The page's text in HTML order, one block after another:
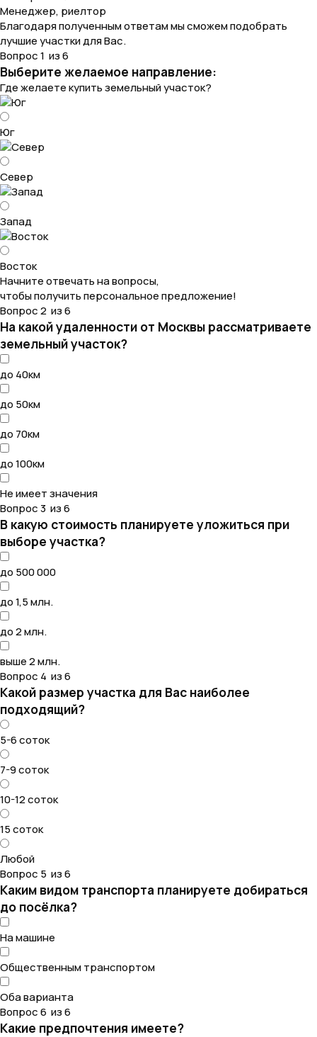
Менеджер, риелтор
Благодаря полученным ответам мы сможем подобрать
лучшие участки для Вас.
Вопрос 1 из 6
Выберите желаемое направление:
Где желаете купить земельный участок?
Юг
Север
Запад
Восток
Начните отвечать на вопросы,
чтобы получить персональное предложение!
Вопрос 2 из 6
На какой удаленности от Москвы рассматриваете
земельный участок?
до 40км
до 50км
до 70км
до 100км
Не имеет значения
Вопрос 3 из 6
В какую стоимость планируете уложиться при
выборе участка?
до 500 000
до 1,5 млн.
до 2 млн.
выше 2 млн.
Вопрос 4 из 6
Какой размер участка для Вас наиболее
подходящий?
5-6 соток
7-9 соток
10-12 соток
15 соток
Любой
Вопрос 5 из 6
Каким видом транспорта планируете добираться
до посёлка?
На машине
Общественным транспортом
Оба варианта
Вопрос 6 из 6
Какие предпочтения имеете?